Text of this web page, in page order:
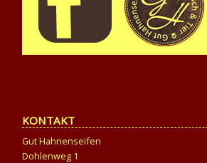
KONTAKT
Gut Hahnenseifen
Dohlenweg 1